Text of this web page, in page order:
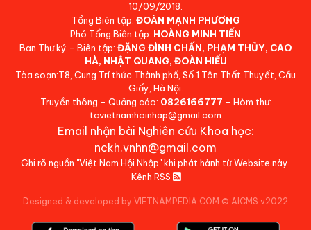
10/09/2018.
Tổng Biên tập: ĐOÀN MẠNH PHƯƠNG
Phó Tổng Biên tập: HOÀNG MINH TIẾN
Ban Thư ký - Biên tập: ĐẶNG ĐÌNH CHẤN, PHẠM THỦY, CAO
HÀ, NHẬT QUANG, ĐOÀN HIẾU
Tòa soạn:T8, Cung Trí thức Thành phố, Số 1 Tôn Thất Thuyết, Cầu
Giấy, Hà Nội.
Truyền thông - Quảng cáo: 0826166777 - Hòm thư:
tcvietnamhoinhap@gmail.com
Email nhận bài Nghiên cứu Khoa học:
nckh.vnhn@gmail.com
Ghi rõ nguồn "Việt Nam Hội Nhập" khi phát hành từ Website này.
Kênh RSS
Designed & developed by VIETNAMPEDIA.COM © AICMS v2022